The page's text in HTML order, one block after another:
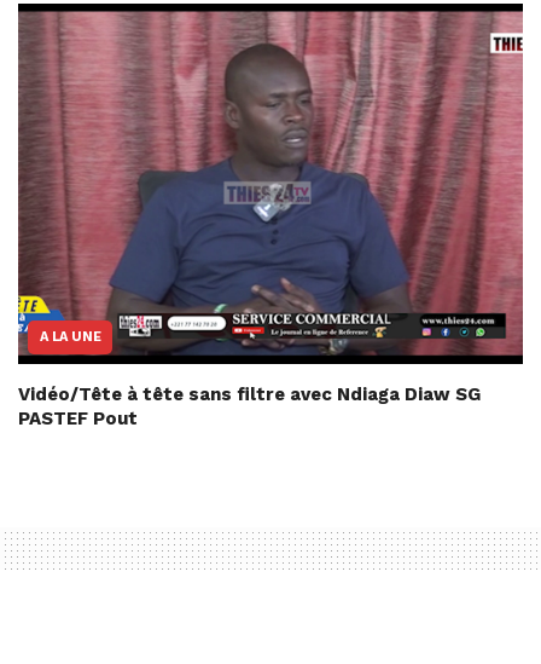
A LA UNE
Vidéo/Tête à tête sans filtre avec Ndiaga Diaw SG
PASTEF Pout